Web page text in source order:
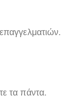
τα πάντα.